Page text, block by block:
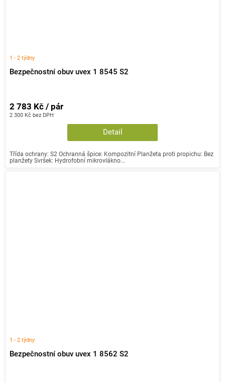
Bezpečnostní obuv uvex 1 8545 S2
1 - 2 týdny
2 300 Kč bez DPH
2 783 Kč / pár
Detail
Třída ochrany: S2 Ochranná špice: Kompozitní Planžeta proti propichu: Bez
planžety Svršek: Hydrofobní mikrovlákno...
Bezpečnostní obuv uvex 1 8562 S2
1 - 2 týdny